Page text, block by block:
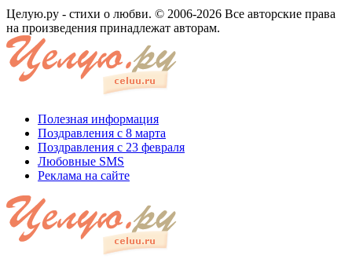
Целую.ру - стихи о любви. © 2006-2026 Все авторские права
на произведения принадлежат авторам.
Полезная информация
Поздравления с 8 марта
Поздравления с 23 февраля
Любовные SMS
Реклама на сайте